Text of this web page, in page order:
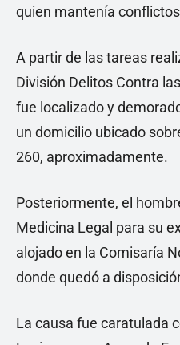
quien mantenía
A partir de las tareas
División Delitos Contra
fue localizado y
un domicilio ubicado
260, aproximadamente.
Posteriormente, el
Medicina Legal para su
alojado en la Comisaría
donde quedó a
La causa fue caratulada